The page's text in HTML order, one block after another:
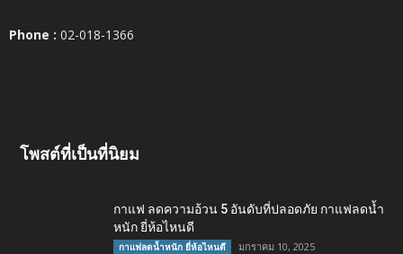
Phone : 02-018-1366
โพสต์ที่เป็นที่นิยม
กาแฟ ลดความอ้วน 5 อันดับที่ปลอดภัย กาแฟลดน้ำ
หนัก ยี่ห้อไหนดี
กาแฟลดน้ำหนัก ยี่ห้อไหนดี มกราคม 10, 2025